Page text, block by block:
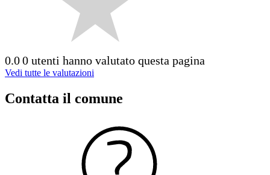
0.00 utenti hanno valutato questa pagina
Vedi tutte le valutazioni
Contatta il comune